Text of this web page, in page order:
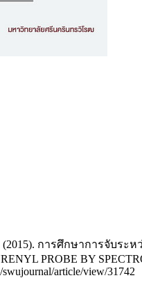
การศึกษาการจับร
PROBE BY
article/view/31742